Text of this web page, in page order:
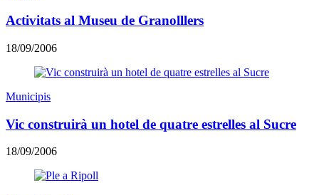
Activitats al Museu de Granolllers
18/09/2006
Municipis
Vic construirà un hotel de quatre estrelles al Sucre
18/09/2006